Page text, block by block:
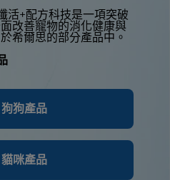
+配方科技是一項突破
改善寵物的消化健康與
希爾思的部分產品中。
狗狗產品
貓咪產品